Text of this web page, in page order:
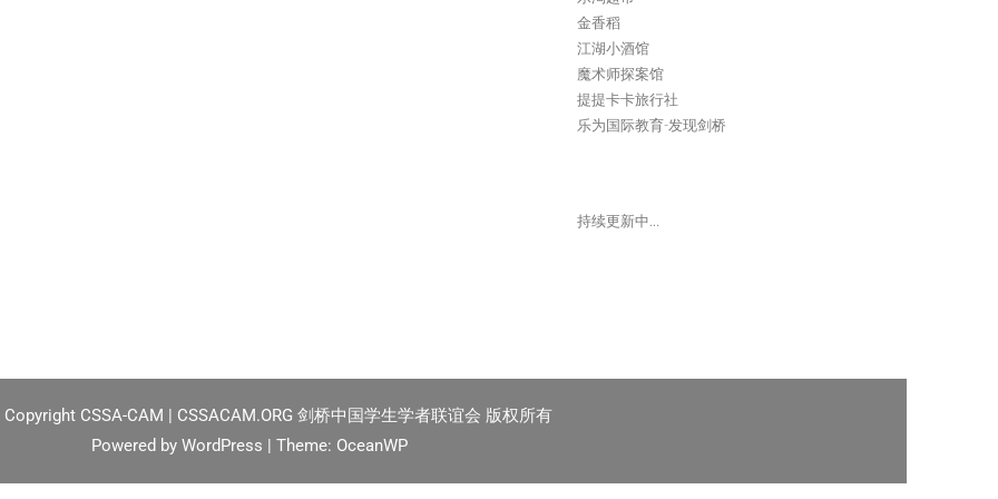
金香稻
江湖小酒馆
魔术师探案馆
提提卡卡旅行社
乐为国际教育-发现剑桥
持续更新中…
Copyright CSSA-CAM | CSSACAM.ORG 剑桥中国学生学者联谊会 版权所有
Powered by WordPress | Theme: OceanWP